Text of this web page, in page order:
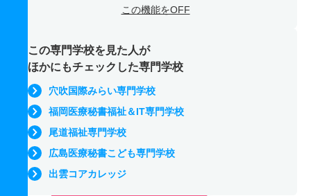
この機能をOFF
この専門学校を見た人が
ほかにもチェックした専門学校
穴吹国際みらい専門学校
福岡医療秘書福祉＆IT専門学校
尾道福祉専門学校
広島医療秘書こども専門学校
出雲コアカレッジ